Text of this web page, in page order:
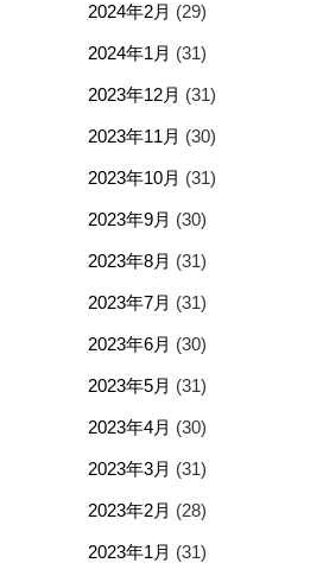
2024年2月 (29)
2024年1月 (31)
2023年12月 (31)
2023年11月 (30)
2023年10月 (31)
2023年9月 (30)
2023年8月 (31)
2023年7月 (31)
2023年6月 (30)
2023年5月 (31)
2023年4月 (30)
2023年3月 (31)
2023年2月 (28)
2023年1月 (31)